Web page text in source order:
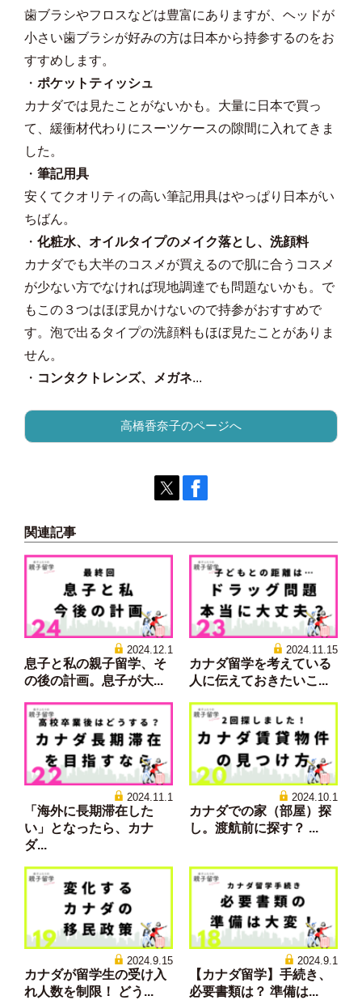
歯ブラシやフロスなどは豊富にありますが、ヘッドが
小さい歯ブラシが好みの方は日本から持参するのをお
すすめします。
・ ポケットティッシュ
カナダでは見たことがないかも。大量に日本で買っ
て、緩衝材代わりにスーツケースの隙間に入れてきま
した。
・ 筆記用具
安くてクオリティの高い筆記用具はやっぱり日本がい
ちばん。
・ 化粧水、オイルタイプのメイク落とし、洗顔料
カナダでも大半のコスメが買えるので肌に合うコスメ
が少ない方でなければ現地調達でも問題ないかも。で
もこの３つはほぼ見かけないので持参がおすすめで
す。泡で出るタイプの洗顔料もほぼ見たことがありま
せん。
・ コンタクトレンズ、メガネ...
高橋香奈子のページへ
関連記事
2024.12.1
息子と私の親子留学、そ
の後の計画。息子が大...
2024.11.15
カナダ留学を考えている
人に伝えておきたいこ...
2024.11.1
「海外に長期滞在した
い」となったら、カナ
ダ...
2024.10.1
カナダでの家（部屋）探
し。渡航前に探す？ ...
2024.9.15
カナダが留学生の受け入
れ人数を制限！ どう...
2024.9.1
【カナダ留学】手続き、
必要書類は？ 準備は...